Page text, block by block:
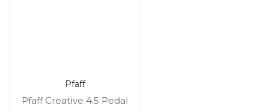
Pfaff
Pfaff Creative 4.5 Pedal